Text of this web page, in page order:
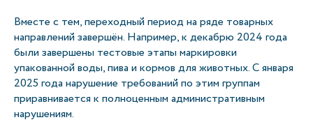
Вместе с тем, переходный период на ряде товарных
направлений завершён. Например, к декабрю 2024 года
были завершены тестовые этапы маркировки
упакованной воды, пива и кормов для животных. С января
2025 года нарушение требований по этим группам
приравнивается к полноценным административным
нарушениям.